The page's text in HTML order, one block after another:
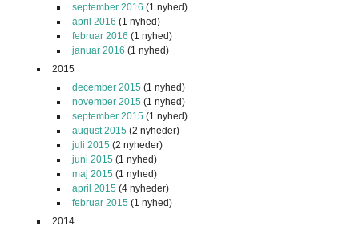
september 2016 (1 nyhed)
april 2016 (1 nyhed)
februar 2016 (1 nyhed)
januar 2016 (1 nyhed)
2015
december 2015 (1 nyhed)
november 2015 (1 nyhed)
september 2015 (1 nyhed)
august 2015 (2 nyheder)
juli 2015 (2 nyheder)
juni 2015 (1 nyhed)
maj 2015 (1 nyhed)
april 2015 (4 nyheder)
februar 2015 (1 nyhed)
2014